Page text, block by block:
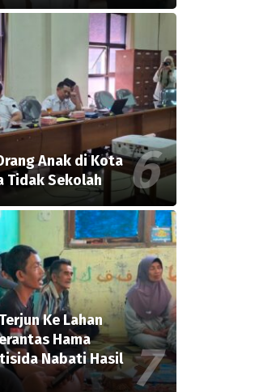
Anak di Kota
Tidak Sekolah
Ke Lahan
Hama
Nabati Hasil